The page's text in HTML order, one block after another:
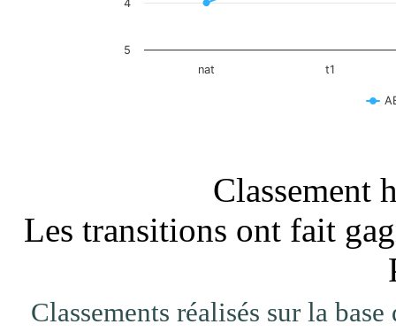
nat t1
4
5
Classement
Les transitions ont fait
Classements réalisés sur la